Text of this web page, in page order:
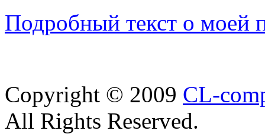
Подробный текст о моей
Copyright © 2009 CL-
All Rights Reserved.